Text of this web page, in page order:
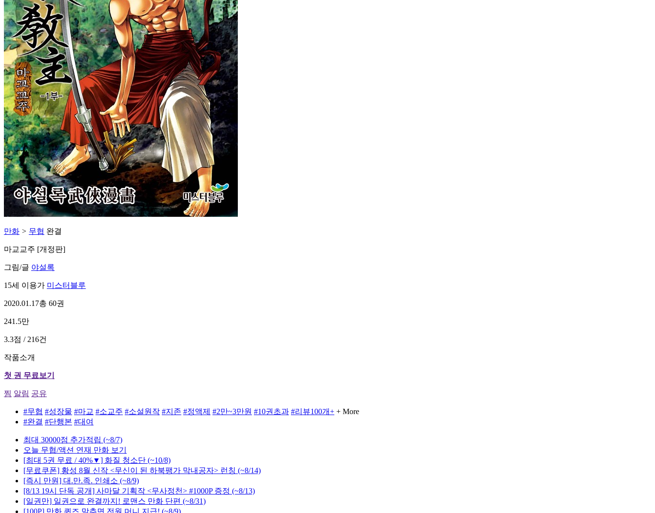
만화 > 무협 완결
마교교주 [개정판]
그림/글 야설록
15세 이용가 미스터블루
2020.01.17총 60권
241.5만
3.3점 / 216건
작품소개
첫 권 무료보기
찜 알림 공유
#무협 #성장물 #마교 #소교주 #소설원작 #지존 #정액제 #2만~3만원 #10권초과 #리뷰100개+ + More
#완결 #단행본 #대여
최대 30000점 추가적립 (~8/7)
오늘 무협/액션 연재 만화 보기
[최대 5권 무료 / 40%▼] 화질 청소단 (~10/8)
[무료쿠폰] 황성 8월 신작 <무신이 된 하북팽가 막내공자> 런칭 (~8/14)
[즉시 만원] 대.만.족. 인쇄소 (~8/9)
[8/13 19시 단독 공개] 사마달 기획작 <무사정천> #1000P 증정 (~8/13)
[일권만] 일권으로 완결까지! 로맨스 만화 단편 (~8/31)